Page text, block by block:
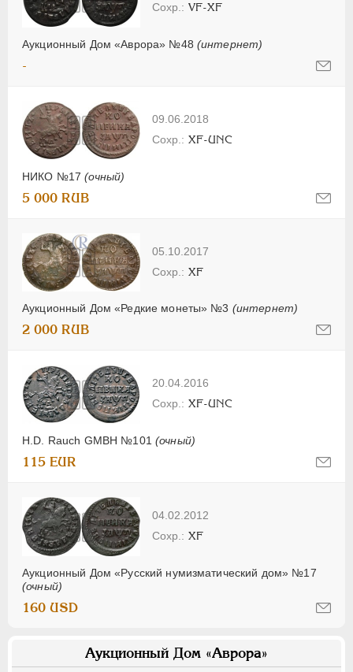
Аукционный Дом «Аврора» №48 (интернет)
VF-XF
-
09.06.2018
НИКО №17(очный)
XF-UNC
5 000 RUB
05.10.2017
Аукционный Дом «Редкие монеты» №3 (интернет)
XF
2 000 RUB
20.04.2016
H.D. Rauch GMBH №101 (очный)
XF-UNC
115 EUR
04.02.2012
Аукционный Дом «Русский нумизматический дом» №17
(очный)
XF
160 USD
Аукционный Дом «Аврора»